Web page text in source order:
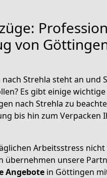
von
Strehla steht an und
Es gibt einige
nach Strehla zu
bis hin zum Verpacken
Arbeitsstress nicht
übernehmen unsere
Angebote in Göttingen